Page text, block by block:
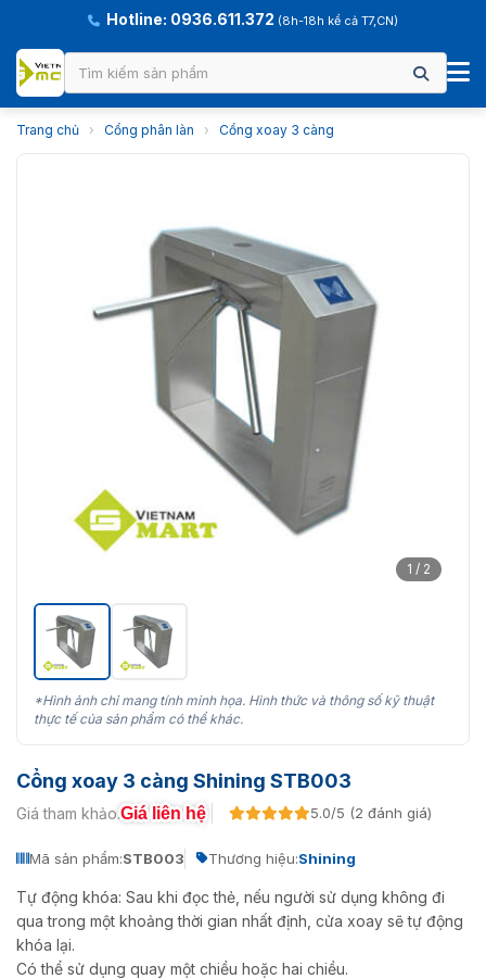
Hotline: 0936.611.372 (8h-18h kể cả T7,CN)
Trang chủ › Cổng phân làn › Cổng xoay 3 càng
1 / 2
*Hình ảnh chỉ mang tính minh họa. Hình thức và thông số kỹ thuật
thực tế của sản phẩm có thể khác.
Cổng xoay 3 càng Shining STB003
Giá tham khảo:Giá liên hệ 5.0/5 (2 đánh giá)
Mã sản phẩm:STB003 Thương hiệu:Shining
Tự động khóa: Sau khi đọc thẻ, nếu người sử dụng không đi
qua trong một khoảng thời gian nhất định, cửa xoay sẽ tự động
khóa lại.
Có thể sử dụng quay một chiều hoặc hai chiều.